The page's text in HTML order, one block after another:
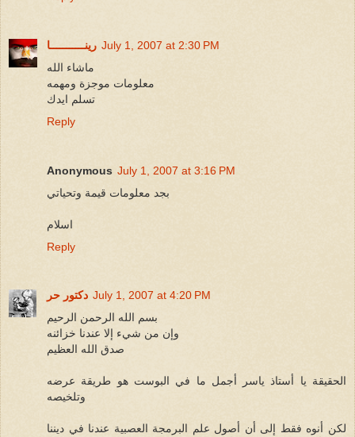
رينـــــــــــا July 1, 2007 at 2:30 PM
ماشاء الله
معلومات موجزة ومهمه
تسلم ايدك
Reply
Anonymous July 1, 2007 at 3:16 PM
بجد معلومات قيمة وتحياتي
اسلام
Reply
دكتور حر July 1, 2007 at 4:20 PM
بسم الله الرحمن الرحيم
وإن من شيء إلا عندنا خزائنه
صدق الله العظيم
الحقيقة يا أستاذ ياسر أجمل ما في البوست هو طريقة عرضه
وتلخيصه
لكن أنوه فقط إلى أن أصول علم البرمجة العصبية عندنا في ديننا